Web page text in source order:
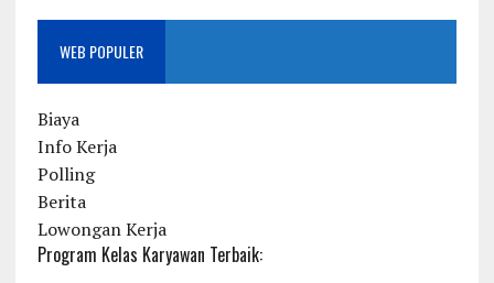
WEB POPULER
Biaya
Info Kerja
Polling
Berita
Lowongan Kerja
Program Kelas Karyawan Terbaik: